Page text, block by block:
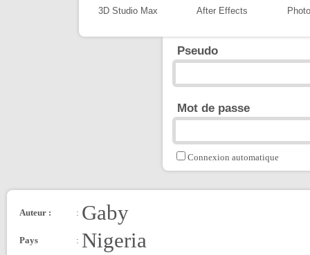
3D Studio Max After Effects
Pseudo
Mot de passe
Connexion automatique
Auteur : : Gaby
Pays : Nigeria